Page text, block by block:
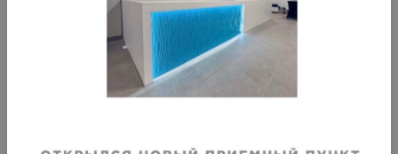
коротким рукавом